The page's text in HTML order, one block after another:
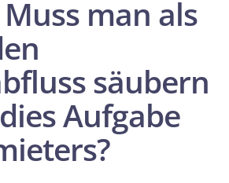
man als
säubern
Aufgabe